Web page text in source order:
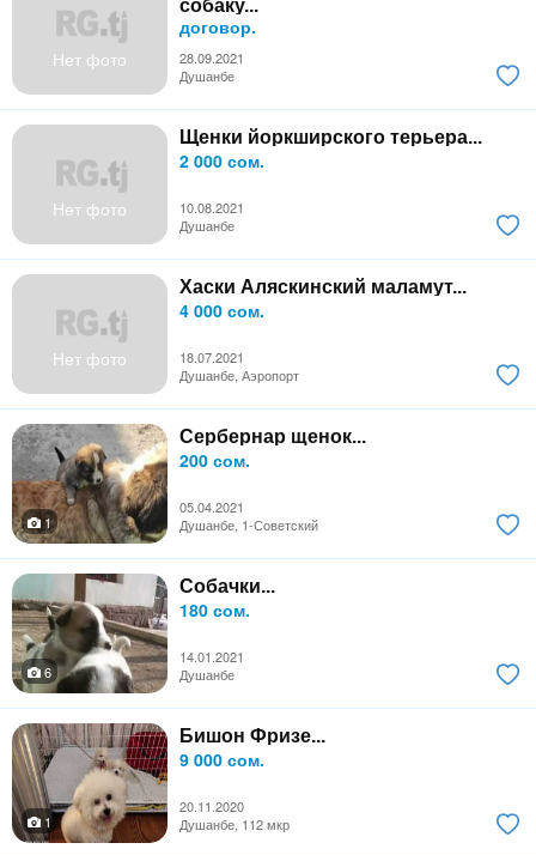
Нет фото
собаку...
договор.
28.09.2021
Душанбе
Нет фото
Щенки йоркширского терьера...
2 000 сом.
10.08.2021
Душанбе
Нет фото
Хаски Аляскинский маламут...
4 000 сом.
18.07.2021
Душанбе, Аэропорт
Сербернар щенок...
200 сом.
05.04.2021
1
Душанбе, 1-Советский
Собачки...
180 сом.
14.01.2021
6
Душанбе
Бишон Фризе...
9 000 сом.
20.11.2020
1
Душанбе, 112 мкр